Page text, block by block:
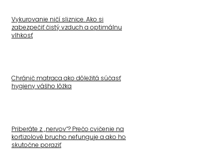
Vykurovanie ničí sliznice. Ako si
zabezpečiť čistý vzduch a optimálnu
vlhkosť
Chránič matraca ako dôležitá súčasť
hygieny vášho lôžka
Priberáte z „nervov“? Prečo cvičenie na
kortizolové brucho nefunguje a ako ho
skutočne poraziť